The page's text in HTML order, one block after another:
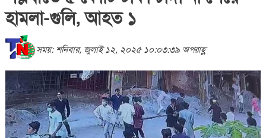
হামলা-গুলি, আহত ১
সময়: শনিবার, জুলাই ১২, ২০২৫ ১০:০৩:৩৯ অপরাহ্ণ